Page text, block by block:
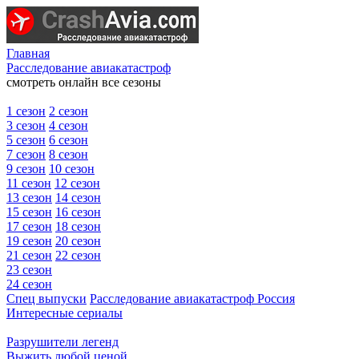
Главная
Расследование авиакатастроф
смотреть онлайн все сезоны
1 сезон 2 сезон
3 сезон 4 сезон
5 сезон 6 сезон
7 сезон 8 сезон
9 сезон 10 сезон
11 сезон 12 сезон
13 сезон 14 сезон
15 сезон 16 сезон
17 сезон 18 сезон
19 сезон 20 сезон
21 сезон 22 сезон
23 сезон
24 сезон
Спец выпуски Расследование авиакатастроф Россия
Интересные сериалы
Разрушители легенд
Выжить любой ценой